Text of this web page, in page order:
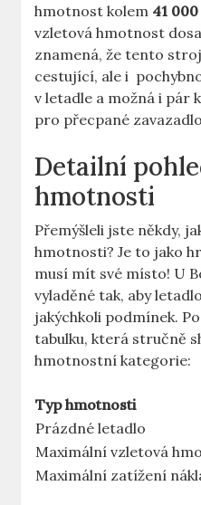
hmotnost kolem 41
⁢vzletová hmotnost
znamená,‍ že tento‌
cestující, ale i
v letadle a možná i pár
pro přecpané
Detailní
hmotnosti
Přemýšleli⁢ jste⁢ někdy,​
hmotnosti? Je to jako
musí mít⁤ své⁣ místo! U
vyladěné tak,⁤ aby
jakýchkoli podmínek.
tabulku, ‍která stručně
hmotnostní ⁢kategorie:
Typ hmotnosti
Prázdné letadlo
Maximální vzletová
Maximální zatížení